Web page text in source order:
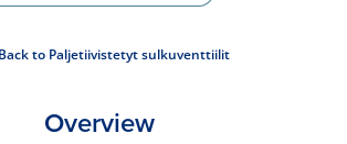
Back to Paljetiivistetyt sulkuventtiilit
Overview